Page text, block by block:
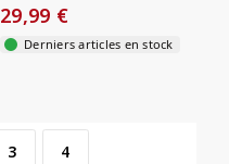
29,99 €
Derniers articles en stock
3 4